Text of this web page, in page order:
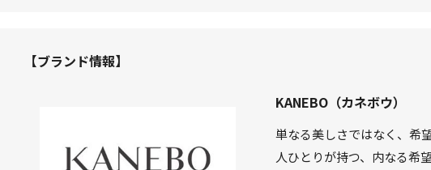
【ブランド情報】
KANEBO（カネボウ）
単なる美しさではなく、希
人ひとりが持つ、内なる希